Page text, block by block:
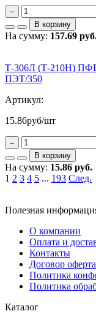
–
В корзину
На сумму: 157.69
Т-306Л (Т-210Н) ПФП
ПЭТ/350
Артикул:
15.86руб/шт
–
В корзину
На сумму: 15.86 руб.
1 2 3 4 5 ... 193 След.
Полезная
О компании
Оплата и
Контакты
Договор оферта
Политика
Политика
Каталог